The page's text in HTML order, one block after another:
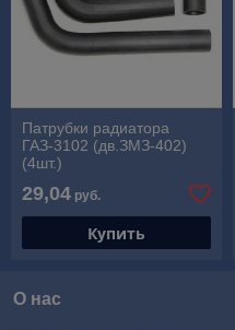
Патрубки радиатора
ГАЗ-3102 (дв.ЗМЗ-402)
(4шт.)
29,04 руб.
Купить
О нас